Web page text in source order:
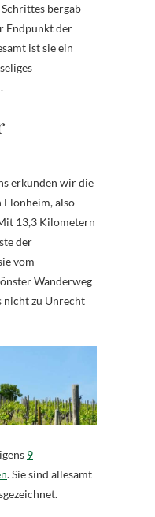
bergab
Endpunkt der
ist sie ein
erkunden wir die
also
13,3 Kilometern
der
vom
Wanderweg
nicht zu Unrecht
9
. Sie sind allesamt